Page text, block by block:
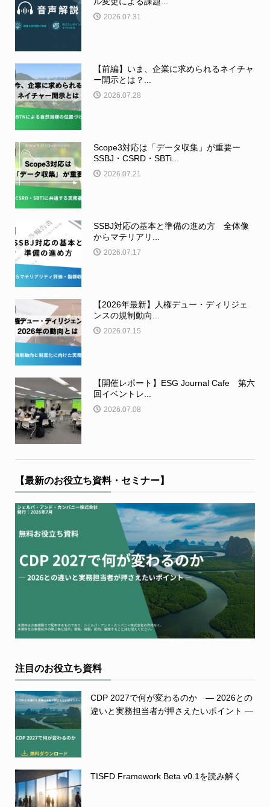
2026.07.31
【前編】いま、企業に求められるネイチャ
ー開示とは？...
2026.07.28
Scope3対応は「データ収集」が重要ー
SSBJ・CSRD・SBTi...
2026.07.21
SSBJ対応の基本と準備の進め方 全体像
からマテリアリ...
2026.07.17
【2026年最新】人権デュー・ディリジェ
ンスの規制動向...
2026.07.15
【開催レポート】ESG Journal Cafe 第六
回イベントレ...
2026.07.08
【最新のお役立ち資料・セミナー】
注目のお役立ち資料
CDP 2027で何が変わるのか ― 2026との
違いと実務担当者が押さえたいポイント ―
TISFD Framework Beta v0.1を読み解く